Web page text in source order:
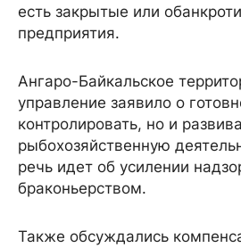
есть закрытые или
предприятия.
Ангаро-Байкальское
управление заявило о
контролировать, но и
рыбохозяйственную
речь идет об усилении
браконьерством.
Также обсуждались